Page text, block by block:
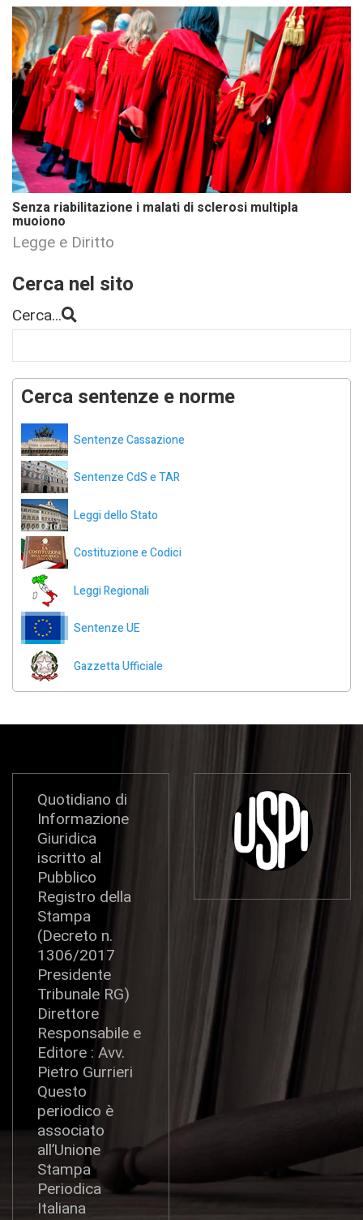
Senza riabilitazione i malati di sclerosi multipla
muoiono
Legge e Diritto
Cerca nel sito
Cerca...
Cerca sentenze e norme
Sentenze Cassazione
Sentenze CdS e TAR
Leggi dello Stato
Costituzione e Codici
Leggi Regionali
Sentenze UE
Gazzetta Ufficiale
Quotidiano di
Informazione
Giuridica
iscritto al
Pubblico
Registro della
Stampa
(Decreto n.
1306/2017
Presidente
Tribunale RG)
Direttore
Responsabile e
Editore : Avv.
Pietro Gurrieri
Questo
periodico è
associato
all’Unione
Stampa
Periodica
Italiana